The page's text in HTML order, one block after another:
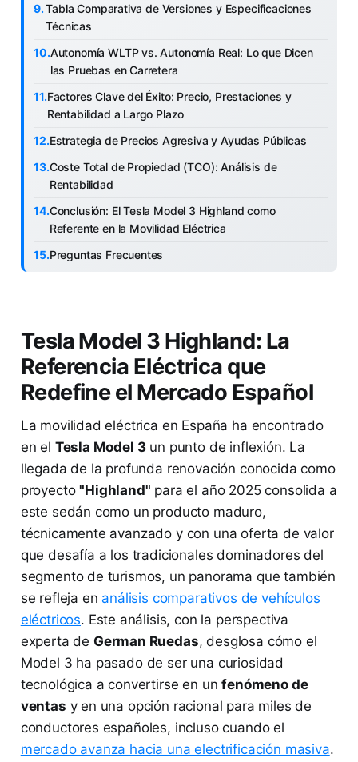
Tabla Comparativa de Versiones y Especificaciones
Técnicas
Autonomía WLTP vs. Autonomía Real: Lo que Dicen
las Pruebas en Carretera
Factores Clave del Éxito: Precio, Prestaciones y
Rentabilidad a Largo Plazo
Estrategia de Precios Agresiva y Ayudas Públicas
Coste Total de Propiedad (TCO): Análisis de
Rentabilidad
Conclusión: El Tesla Model 3 Highland como
Referente en la Movilidad Eléctrica
Preguntas Frecuentes
Tesla Model 3 Highland: La
Referencia Eléctrica que
Redefine el Mercado Español
La movilidad eléctrica en España ha encontrado
en el Tesla Model 3un punto de inflexión. La
llegada de la profunda renovación conocida como
proyecto"Highland" para el año 2025 consolida a
este sedán como un producto maduro,
técnicamente avanzado y con una oferta de valor
que desafía a los tradicionales dominadores del
segmento de turismos, un panorama que también
se refleja en análisis comparativos de vehículos
eléctricos. Este análisis, con la perspectiva
experta de German Ruedas, desglosa cómo el
Model 3 ha pasado de ser una curiosidad
tecnológica a convertirse en unfenómeno de
ventas y en una opción racional para miles de
conductores españoles, incluso cuando el
mercado avanza hacia una electrificación masiva.